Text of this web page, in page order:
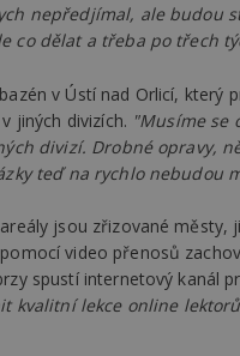
nepředjímal, ale budou
co dělat a třeba po třech
v Ústí nad Orlicí,
jiných divizích. "Musíme se
divizí. Drobné opravy,
teď na rychlo nebudou
areály jsou zřizované
video přenosů
spustí internetový kanál
kvalitní lekce online